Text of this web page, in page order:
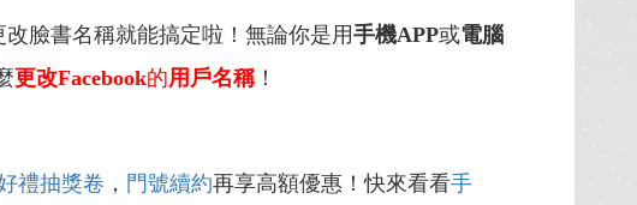
臉書名稱就能搞定啦！無論你是用手機APP或電腦
更改Facebook的用戶名稱！
禮抽獎卷 ， 門號續約再享高額優惠！快來看看手